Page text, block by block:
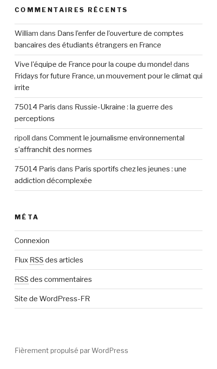
COMMENTAIRES RÉCENTS
William dans Dans l’enfer de l’ouverture de comptes
bancaires des étudiants étrangers en France
Vive l'équipe de France pour la coupe du monde! dans
Fridays for future France, un mouvement pour le climat qui
irrite
75014 Paris dans Russie-Ukraine : la guerre des
perceptions
ripoll dans Comment le journalisme environnemental
s’affranchit des normes
75014 Paris dans Paris sportifs chez les jeunes : une
addiction décomplexée
MÉTA
Connexion
Flux RSS des articles
RSS des commentaires
Site de WordPress-FR
Fièrement propulsé par WordPress